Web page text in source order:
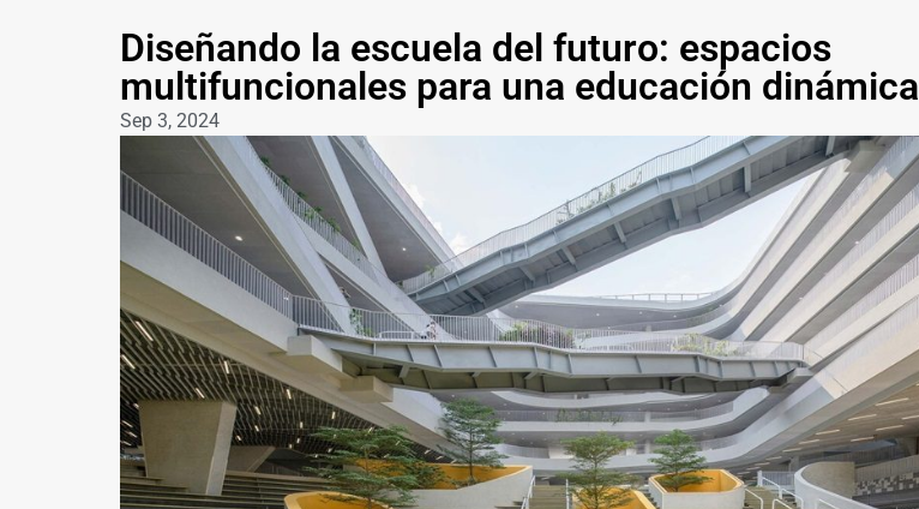
Diseñando la escuela del futuro: espacios
multifuncionales para una educación dinámica
Sep 3, 2024